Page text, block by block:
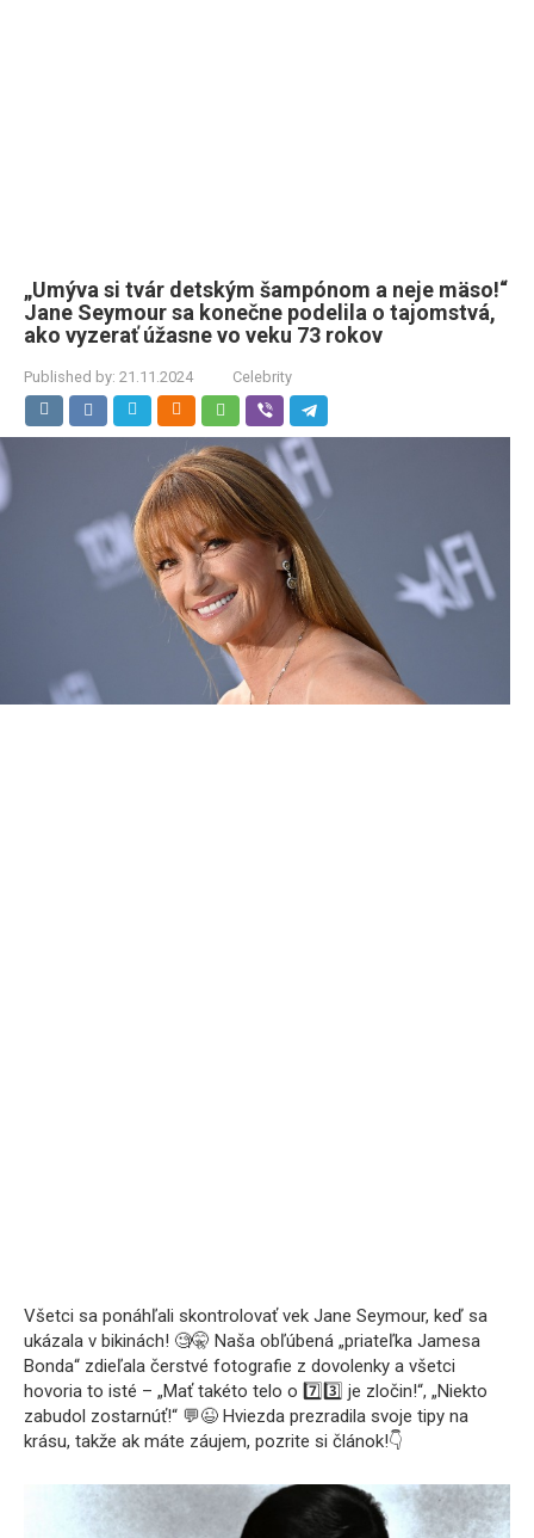
„Umýva si tvár detským šampónom a neje mäso!“
Jane Seymour sa konečne podelila o tajomstvá,
ako vyzerať úžasne vo veku 73 rokov
Published by: 21.11.2024 Celebrity
Všetci sa ponáhľali skontrolovať vek Jane Seymour, keď sa
ukázala v bikinách! 🧐🤫 Naša obľúbená „priateľka Jamesa
Bonda“ zdieľala čerstvé fotografie z dovolenky a všetci
hovoria to isté – „Mať takéto telo o 7️⃣3️⃣ je zločin!“, „Niekto
zabudol zostarnúť!“ 💬😉 Hviezda prezradila svoje tipy na
krásu, takže ak máte záujem, pozrite si článok!👇